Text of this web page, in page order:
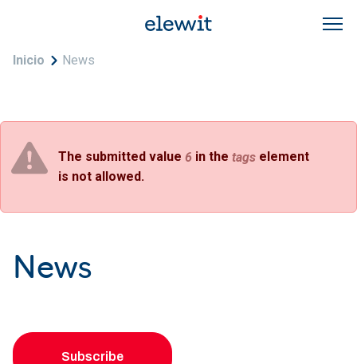
Breadcrumb
Inicio News
Error message
The submitted value 6 in the tags element
is not allowed.
News
Subscribe